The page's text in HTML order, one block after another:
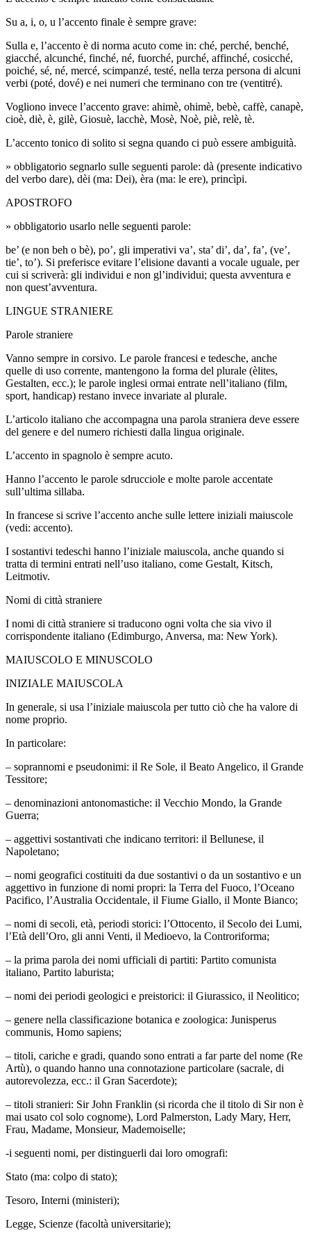
Su a, i, o, u l’accento finale è sempre grave:
Sulla e, l’accento è di norma acuto come in: ché, perché, benché,
giacché, alcunché, finché, né, fuorché, purché, affinché, cosicché,
poiché, sé, né, mercé, scimpanzé, testé, nella terza persona di alcuni
verbi (poté, dové) e nei numeri che terminano con tre (ventitré).
Vogliono invece l’accento grave: ahimè, ohimè, bebè, caffè, canapè,
cioè, diè, è, gilè, Giosuè, lacchè, Mosè, Noè, piè, relè, tè.
L’accento tonico di solito si segna quando ci può essere ambiguità.
» obbligatorio segnarlo sulle seguenti parole: dà (presente indicativo
del verbo dare), dèi (ma: Dei), èra (ma: le ere), princìpi.
APOSTROFO
» obbligatorio usarlo nelle seguenti parole:
be’ (e non beh o bè), po’, gli imperativi va’, sta’ di’, da’, fa’, (ve’,
tie’, to’). Si preferisce evitare l’elisione davanti a vocale uguale, per
cui si scriverà: gli individui e non gl’individui; questa avventura e
non quest’avventura.
LINGUE STRANIERE
Parole straniere
Vanno sempre in corsivo. Le parole francesi e tedesche, anche
quelle di uso corrente, mantengono la forma del plurale (èlites,
Gestalten, ecc.); le parole inglesi ormai entrate nell’italiano (film,
sport, handicap) restano invece invariate al plurale.
L’articolo italiano che accompagna una parola straniera deve essere
del genere e del numero richiesti dalla lingua originale.
L’accento in spagnolo è sempre acuto.
Hanno l’accento le parole sdrucciole e molte parole accentate
sull’ultima sillaba.
In francese si scrive l’accento anche sulle lettere iniziali maiuscole
(vedi: accento).
I sostantivi tedeschi hanno l’iniziale maiuscola, anche quando si
tratta di termini entrati nell’uso italiano, come Gestalt, Kitsch,
Leitmotiv.
Nomi di città straniere
I nomi di città straniere si traducono ogni volta che sia vivo il
corrispondente italiano (Edimburgo, Anversa, ma: New York).
MAIUSCOLO E MINUSCOLO
INIZIALE MAIUSCOLA
In generale, si usa l’iniziale maiuscola per tutto ciò che ha valore di
nome proprio.
In particolare:
– soprannomi e pseudonimi: il Re Sole, il Beato Angelico, il Grande
Tessitore;
– denominazioni antonomastiche: il Vecchio Mondo, la Grande
Guerra;
– aggettivi sostantivati che indicano territori: il Bellunese, il
Napoletano;
– nomi geografici costituiti da due sostantivi o da un sostantivo e un
aggettivo in funzione di nomi propri: la Terra del Fuoco, l’Oceano
Pacifico, l’Australia Occidentale, il Fiume Giallo, il Monte Bianco;
– nomi di secoli, età, periodi storici: l’Ottocento, il Secolo dei Lumi,
l’Età dell’Oro, gli anni Venti, il Medioevo, la Controriforma;
– la prima parola dei nomi ufficiali di partiti: Partito comunista
italiano, Partito laburista;
– nomi dei periodi geologici e preistorici: il Giurassico, il Neolitico;
– genere nella classificazione botanica e zoologica: Junisperus
communis, Homo sapiens;
– titoli, cariche e gradi, quando sono entrati a far parte del nome (Re
Artù), o quando hanno una connotazione particolare (sacrale, di
autorevolezza, ecc.: il Gran Sacerdote);
– titoli stranieri: Sir John Franklin (si ricorda che il titolo di Sir non è
mai usato col solo cognome), Lord Palmerston, Lady Mary, Herr,
Frau, Madame, Monsieur, Mademoiselle;
-i seguenti nomi, per distinguerli dai loro omografi:
Stato (ma: colpo di stato);
Tesoro, Interni (ministeri);
Legge, Scienze (facoltà universitarie);